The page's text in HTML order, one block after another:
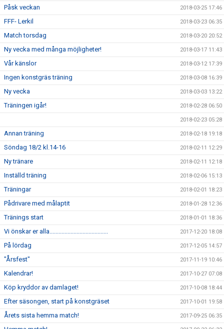
Påsk veckan 2018-03-25 17:46
FFF- Lerkil 2018-03-23 06:35
Match torsdag 2018-03-20 20:52
Ny vecka med många möjligheter! 2018-03-17 11:43
Vår känslor 2018-03-12 17:39
Ingen konstgräs träning 2018-03-08 16:39
Ny vecka 2018-03-03 13:22
Träningen igår! 2018-02-28 06:50
2018-02-23 05:28
Annan träning 2018-02-18 19:18
Söndag 18/2 kl.14-16 2018-02-11 12:29
Ny tränare 2018-02-11 12:18
Inställd träning 2018-02-06 15:13
Träningar 2018-02-01 18:23
Pådrivare med målaptit 2018-01-28 12:36
Tränings start 2018-01-01 18:36
Vi önskar er alla....................................... 2017-12-20 18:08
På lördag 2017-12-05 14:57
"Årsfest" 2017-11-19 10:46
Kalendrar! 2017-10-27 07:08
Köp kryddor av damlaget! 2017-10-08 18:44
Efter säsongen, start på konstgräset 2017-10-01 19:58
Årets sista hemma match! 2017-09-25 06:35